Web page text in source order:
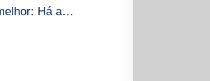
Há a…